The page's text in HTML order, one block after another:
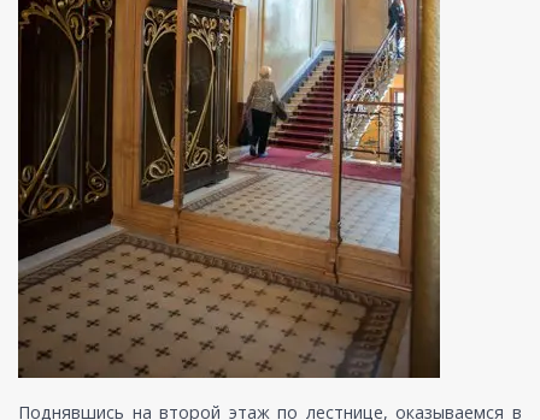
Поднявшись на второй этаж по лестнице, оказываемся в